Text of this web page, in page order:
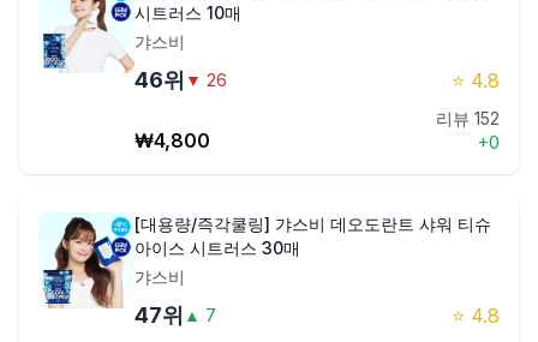
시트러스 10매
갸스비
46위 ▼ 26 ⭐ 4.8
₩4,800
리뷰 152
+0
[대용량/즉각쿨링] 갸스비 데오도란트 샤워 티슈
아이스 시트러스 30매
갸스비
47위 ▲ 7 ⭐ 4.8